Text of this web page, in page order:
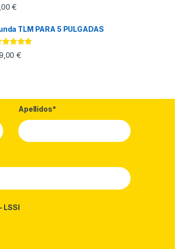
€con
de 5
€
TLM PARA 5 PULGADAS
con
de 5
€
Apellidos*
LSSI